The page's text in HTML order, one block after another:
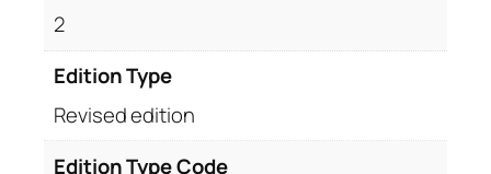
2
Edition Type
Revised edition
Edition Type Code